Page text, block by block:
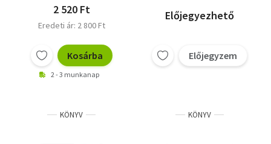
2 520 Ft
Eredeti ár: 2 800 Ft
Kosárba
2 - 3 munkanap
Előjegyezhető
Előjegyzem
KÖNYV KÖNYV